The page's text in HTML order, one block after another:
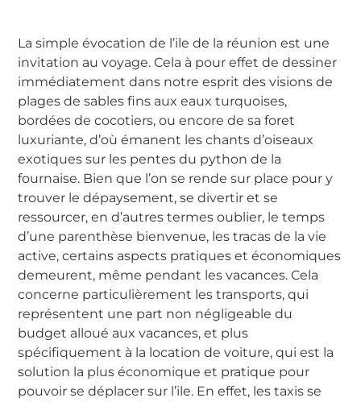
La simple évocation de l’ile de la réunion est une
invitation au voyage. Cela à pour effet de dessiner
immédiatement dans notre esprit des visions de
plages de sables fins aux eaux turquoises,
bordées de cocotiers, ou encore de sa foret
luxuriante, d’où émanent les chants d’oiseaux
exotiques sur les pentes du python de la
fournaise. Bien que l’on se rende sur place pour y
trouver le dépaysement, se divertir et se
ressourcer, en d’autres termes oublier, le temps
d’une parenthèse bienvenue, les tracas de la vie
active, certains aspects pratiques et économiques
demeurent, même pendant les vacances. Cela
concerne particulièrement les transports, qui
représentent une part non négligeable du
budget alloué aux vacances, et plus
spécifiquement à la location de voiture, qui est la
solution la plus économique et pratique pour
pouvoir se déplacer sur l’ile. En effet, les taxis se